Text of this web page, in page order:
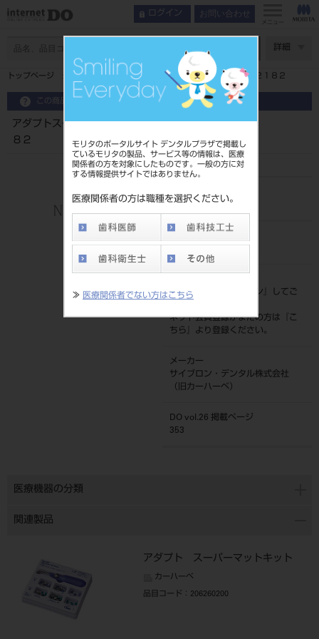
モリタのポータルサイト デンタルプラザで掲載し
ているモリタの製品、サービス等の情報は、医療
関係者の方を対象にしたものです。一般の方に対
する情報提供サイトではありません。
医療関係者の方は職種を選択ください。
≫ 医療関係者でない方はこちら
ログイン お問い合わせ
メニュー
詳細
トップページ アダプトスーパーカップマトリックス５０入 ＮＯ２１８２
この商品に関するお問い合わせ
アダプトスーパーカップマトリックス５０入 ＮＯ２１
８２
品目コード
206260206
価格の確認は『
ログイン
』してご
ネット会員登録がまだの方は『
こ
ちら
』より登録ください。
メーカー
サイブロン・デンタル株式会社
（旧カーハーベ）
DO vol.26 掲載ページ
353
医療機器の分類
関連製品
アダプト スーパーマットキット
カーハーベ
品目コード ：206260200